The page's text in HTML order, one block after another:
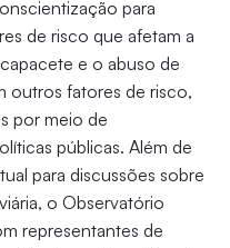
para
de risco que afetam a
e o abuso de
outros fatores de risco,
por meio de
públicas. Além de
para discussões sobre
o Observatório
representantes de